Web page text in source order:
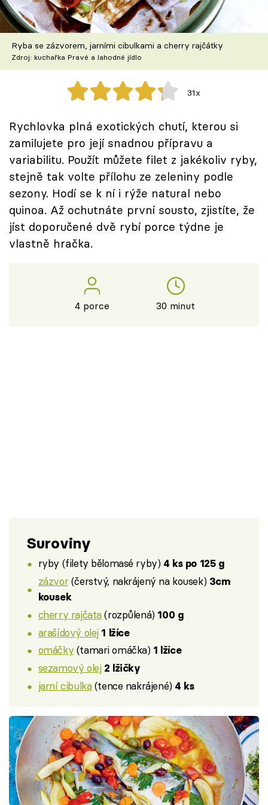
Škola vaření
Recepty z TV
Speciál: Cuketa
Těhotnej kuchař
Sledujte prima+
Přihlášení
Sledujte nás
Ryba se zázvorem, jarními cibulkami a cherry rajčátky
Zdroj: kuchařka Pravé a lahodné jídlo
31x
Rychlovka plná exotických chutí, kterou si
zamilujete pro její snadnou přípravu a
variabilitu. Použít můžete filet z jakékoliv ryby,
stejně tak volte přílohu ze zeleniny podle
sezony. Hodí se k ní i rýže natural nebo
quinoa. Až ochutnáte první sousto, zjistíte, že
jíst doporučené dvě rybí porce týdne je
vlastně hračka.
4 porce 30 minut
Suroviny
ryby (filety bělomasé ryby) 4 ks po 125 g
zázvor(čerstvý, nakrájený na kousek) 3cm
kousek
cherry rajčata(rozpůlená) 100 g
arašídový olej 1 lžíce
omáčky (tamari omáčka) 1 lžíce
sezamový olej 2 lžičky
jarní cibulka(tence nakrájené) 4 ks